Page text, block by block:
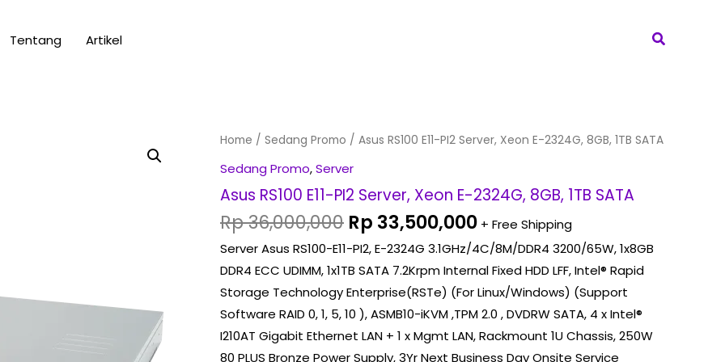
Tentang Artikel Search
Home / Sedang Promo / Asus RS100 E11-PI2 Server, Xeon E-2324G, 8GB, 1TB SATA
Sedang Promo,Server
Asus RS100 E11-PI2 Server, Xeon E-2324G, 8GB, 1TB SATA
Rp36,000,000
Original
price
was:
Rp 36,000,000.
Rp 33,500,000
Current
is:
Rp 33,500,000.
+ Free Shipping
Server Asus RS100-E11-PI2, E-2324G 3.1GHz/4C/8M/DDR4 3200/65W, 1x8GB
DDR4 ECC UDIMM, 1x1TB SATA 7.2Krpm Internal Fixed HDD LFF, Intel® Rapid
Storage Technology Enterprise(RSTe) (For Linux/Windows) (Support
Software RAID 0, 1, 5, 10 ), ASMB10-iKVM ,TPM 2.0 , DVDRW SATA, 4 x Intel®
I210AT Gigabit Ethernet LAN + 1 x Mgmt LAN, Rackmount 1U Chassis, 250W
80 PLUS Bronze Power Supply, 3Yr Next Business Day Onsite Service
Asus
RS100
PI2
Server,
Xeon
E-
2324G,
8GB,
1TB
SATA